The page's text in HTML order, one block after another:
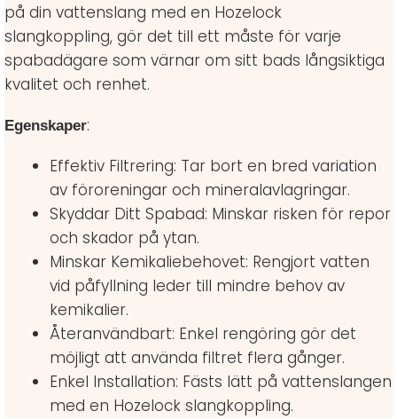
på din vattenslang med en Hozelock
slangkoppling, gör det till ett måste för varje
spabadägare som värnar om sitt bads långsiktiga
kvalitet och renhet.
Egenskaper:
Effektiv Filtrering: Tar bort en bred variation
av föroreningar och mineralavlagringar.
Skyddar Ditt Spabad: Minskar risken för repor
och skador på ytan.
Minskar Kemikaliebehovet: Rengjort vatten
vid påfyllning leder till mindre behov av
kemikalier.
Återanvändbart: Enkel rengöring gör det
möjligt att använda filtret flera gånger.
Enkel Installation: Fästs lätt på vattenslangen
med en Hozelock slangkoppling.